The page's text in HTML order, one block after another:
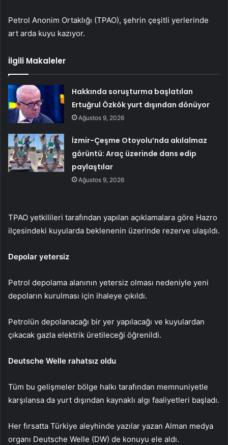
Petrol Anonim Ortaklığı (TPAO), şehrin çeşitli yerlerinde
art arda kuyu kazıyor.
İlgili Makaleler
Hakkında soruşturma başlatılan
Ertuğrul Özkök yurt dışından dönüyor
Ağustos 9, 2026
İzmir-Çeşme Otoyolu’nda akılalmaz
görüntü: Araç üzerinde dans edip
paylaştılar
Ağustos 9, 2026
TPAO yetkilileri tarafından yapılan açıklamalara göre Hazro
ilçesindeki kuyularda beklenenin üzerinde rezerve ulaşıldı.
Depolar yetersiz
Petrol depolama alanının yetersiz olması nedeniyle yeni
depoların kurulması için ihaleye çıkıldı.
Petrolün depolanacağı bir yer yapılacağı ve kuyulardan
çıkacak gazla elektrik üretileceği öğrenildi.
Deutsche Welle rahatsız oldu
Tüm bu gelişmeler bölge halkı tarafından memnuniyetle
karşılansa da yurt dışından kaynaklı algı faaliyetleri başladı.
Her fırsatta Türkiye aleyhinde yazılar yazan Alman medya
organı Deutsche Welle (DW) de konuyu ele aldı.